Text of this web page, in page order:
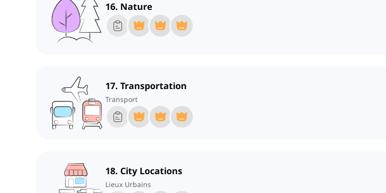
16. Nature
17. Transportation
Transport
18. City Locations
Lieux Urbains